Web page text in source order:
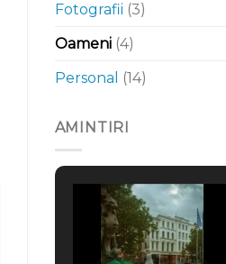
Fotografii (3)
Oameni(4)
Personal
(14)
AMINTIRI